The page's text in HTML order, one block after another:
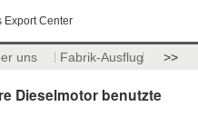
Export Center
uns Fabrik-Ausflug >>
Dieselmotor benutzte